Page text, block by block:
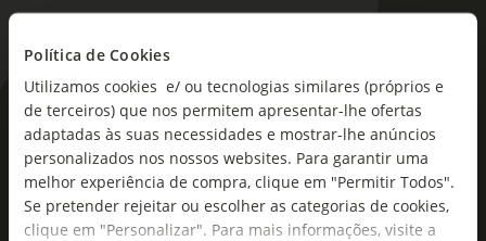
Política de Cookies
Utilizamos cookies e/ ou tecnologias similares (próprios e
de terceiros) que nos permitem apresentar-lhe ofertas
adaptadas às suas necessidades e mostrar-lhe anúncios
personalizados nos nossos websites. Para garantir uma
melhor experiência de compra, clique em "Permitir Todos".
Se pretender rejeitar ou escolher as categorias de cookies,
clique em "Personalizar". Para mais informações, visite a
Não
As novidades mais frescas no
seu e-mail!
Subscreva e descubra campanhas exclusivas,
ofertas e novidades para si.